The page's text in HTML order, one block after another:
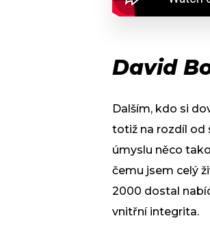
David
Dalším, kdo si
totiž na rozdíl od
úmyslu něco
čemu jsem celý
2000 dostal
vnitřní integrita.